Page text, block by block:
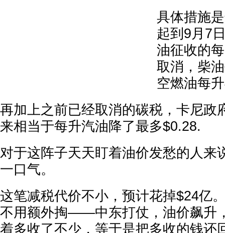
具体措施
起到9月7
油征收的
取消，柴
空燃油每
再加上之前已经取消的碳税，卡尼政
来相当于每升汽油降了最多$0.28.
对于这阵子天天盯着油价发愁的人来
一口气。
这笔减税代价不小，预计花掉$24亿
不用额外掏——中东打仗，油价飙升
着多收了不少，等于是把多收的钱还